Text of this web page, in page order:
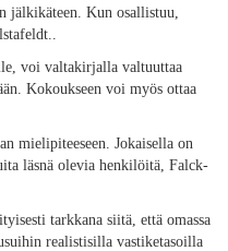
jälkikäteen. Kun osallistuu,
voi valtakirjalla valtuuttaa
Kokoukseen voi myös ottaa
mielipiteeseen. Jokaisella on
läsnä olevia henkilöitä, Falck-
tarkkana siitä, että omassa
realistisilla vastiketasoilla